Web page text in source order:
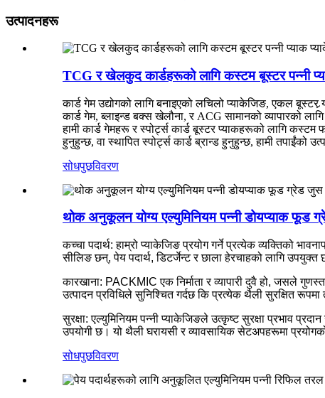
उत्पादनहरू
TCG र खेलकुद कार्डहरूको लागि कस्टम बूस्टर पन्नी
कार्ड गेम उद्योगको लागि बनाइएको लचिलो प्याकेजिङ, एकल बूस्टर
कार्ड गेम, ब्लाइन्ड बक्स खेलौना, र ACG सामानको व्यापारको
हामी कार्ड गेमहरू र स्पोर्ट्स कार्ड बूस्टर प्याकहरूको लागि
हुनुहुन्छ, वा स्थापित स्पोर्ट्स कार्ड ब्रान्ड हुनुहुन्छ, हामी तपाईंको
सोधपुछविवरण
थोक अनुकूलन योग्य एल्युमिनियम पन्नी डोयप्याक फूड
कच्चा पदार्थ: हाम्रो प्याकेजिङ प्रयोग गर्ने प्रत्येक व्यक्तिको
सीलिङ छन्, पेय पदार्थ, डिटर्जेन्ट र छाला हेरचाहको लागि उपयुक्त
कारखाना: PACKMIC एक निर्माता र व्यापारी दुवै हो, जसले
उत्पादन प्रविधिले सुनिश्चित गर्दछ कि प्रत्येक थैली सुरक्षित
सुरक्षा: एल्युमिनियम पन्नी प्याकेजिङले उत्कृष्ट सुरक्षा प्रभाव
उपयोगी छ। यो थैली घरायसी र व्यावसायिक सेटअपहरूमा
सोधपुछविवरण